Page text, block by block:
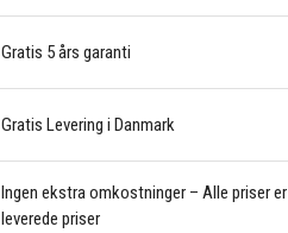
Gratis 5 års garanti
Gratis Levering i Danmark
Ingen ekstra omkostninger – Alle priser er
leverede priser